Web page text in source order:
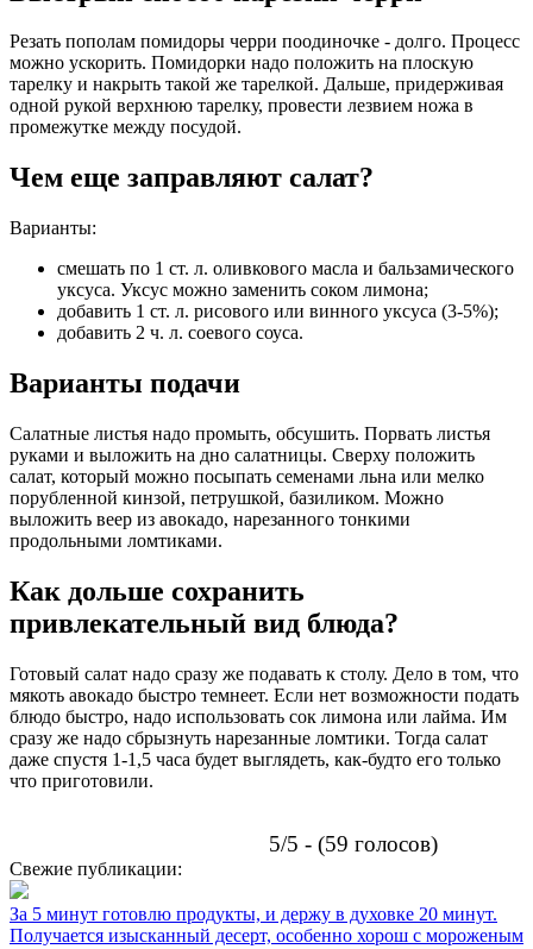
Резать пополам помидоры черри поодиночке - долго. Процесс
можно ускорить. Помидорки надо положить на плоскую
тарелку и накрыть такой же тарелкой. Дальше, придерживая
одной рукой верхнюю тарелку, провести лезвием ножа в
промежутке между посудой.
Чем еще заправляют салат?
Варианты:
смешать по 1 ст. л. оливкового масла и бальзамического
уксуса. Уксус можно заменить соком лимона;
добавить 1 ст. л. рисового или винного уксуса (3-5%);
добавить 2 ч. л. соевого соуса.
Варианты подачи
Салатные листья надо промыть, обсушить. Порвать листья
руками и выложить на дно салатницы. Сверху положить
салат, который можно посыпать семенами льна или мелко
порубленной кинзой, петрушкой, базиликом. Можно
выложить веер из авокадо, нарезанного тонкими
продольными ломтиками.
Как дольше сохранить
привлекательный вид блюда?
Готовый салат надо сразу же подавать к столу. Дело в том, что
мякоть авокадо быстро темнеет. Если нет возможности подать
блюдо быстро, надо использовать сок лимона или лайма. Им
сразу же надо сбрызнуть нарезанные ломтики. Тогда салат
даже спустя 1-1,5 часа будет выглядеть, как-будто его только
что приготовили.
5/5 - (59 голосов)
Свежие публикации:
За 5 минут готовлю продукты, и держу в духовке 20 минут.
Получается изысканный десерт, особенно хорош с мороженым